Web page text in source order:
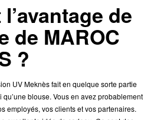
de
de MAROC
?
UV Meknès fait en quelque sorte partie
blouse. Vous en avez probablement
employés, vos clients et vos partenaires.